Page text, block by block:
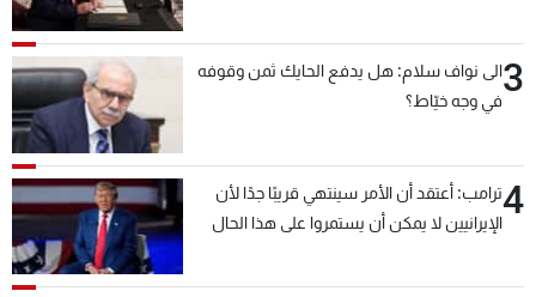
3الى نواف سلام: هل يدفع الحايك ثمن وقوفه
في وجه خيّاط؟
4ترامب: أعتقد أن الأمر سينتهي قريبًا جدًا لأن
الإيرانيين لا يمكن أن يستمروا على هذا الحال